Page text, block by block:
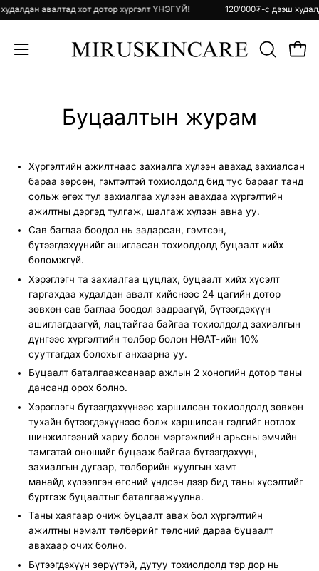
Skip
content
худалдан авалтад хот дотор хүргэлт ҮНЭГҮЙ! 120'000₮-с дээш
Open
ХАЙЛТ
Буцаалтын журам
Хүргэлтийн ажилтнаас захиалга хүлээн авахад захиалсан
бараа зөрсөн, гэмтэлтэй тохиолдолд бид тус барааг танд
сольж өгөх тул захиалгаа хүлээн авахдаа хүргэлтийн
ажилтны дэргэд тулгаж, шалгаж хүлээн авна уу.
Сав баглаа боодол нь задарсан, гэмтсэн,
бүтээгдэхүүнийг ашигласан тохиолдолд буцаалт хийх
боломжгүй.
Хэрэглэгч та захиалгаа цуцлах, буцаалт хийх хүсэлт
гаргахдаа худалдан авалт хийснээс 24 цагийн дотор
зөвхөн сав баглаа боодол задраагүй, бүтээгдэхүүн
ашиглагдаагүй, лацтайгаа байгаа тохиолдолд захиалгын
дүнгээс хүргэлтийн төлбөр болон НӨАТ-ийн 10%
суутгагдах болохыг анхаарна уу.
Буцаалт баталгаажсанаар ажлын 2 хоногийн дотор таны
дансанд орох болно.
Хэрэглэгч бүтээгдэхүүнээс харшилсан тохиолдолд зөвхөн
тухайн бүтээгдэхүүнээс болж харшилсан гэдгийг нотлох
шинжилгээний хариу болон мэргэжлийн арьсны эмчийн
тамгатай оношийг буцааж байгаа бүтээгдэхүүн,
захиалгын дугаар, төлбөрийн хуулгын хамт
манайд хүлээлгэн өгсний үндсэн дээр бид таны хүсэлтийг
бүртгэж буцаалтыг баталгаажуулна.
Таны хаягаар очиж буцаалт авах бол хүргэлтийн
ажилтны нэмэлт төлбөрийг төлсний дараа буцаалт
авахаар очих болно.
Бүтээгдэхүүн зөрүүтэй, дутуу тохиолдолд тэр дор нь